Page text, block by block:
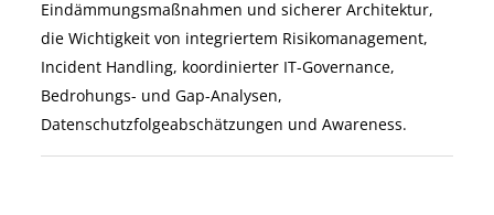
Eindämmungsmaßnahmen und sicherer Architektur,
die Wichtigkeit von integriertem Risikomanagement,
Incident Handling, koordinierter IT-Governance,
Bedrohungs- und Gap-Analysen,
Datenschutzfolgeabschätzungen und Awareness.